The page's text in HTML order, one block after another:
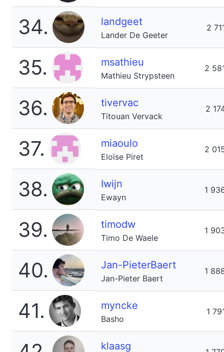
34. landgeet
Lander De Geeter
2
35. msathieu
Mathieu Strypsteen
2
36. tivervac
Titouan Vervack
2
37. miaoulo
Eloïse Piret
2
38. Iwijn
Ewayn
1
39. timodw
Timo De Waele
1
40. Jan-PieterBaert
Jan-Pieter Baert
1
41. myncke
Basho
1
klaasg